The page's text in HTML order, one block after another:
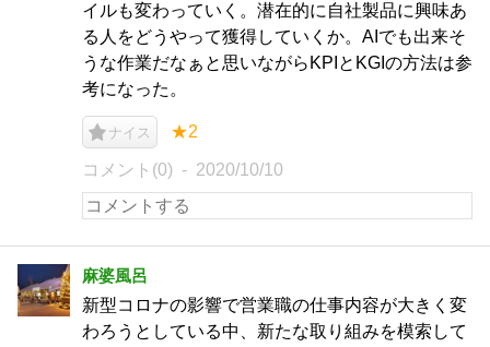
イルも変わっていく。潜在的に自社製品に興味あ
る人をどうやって獲得していくか。AIでも出来そ
うな作業だなぁと思いながらKPIとKGIの方法は参
考になった。
ナイス ★2
コメント(0) 2020/10/10
麻婆風呂
新型コロナの影響で営業職の仕事内容が大きく変
わろうとしている中、新たな取り組みを模索して